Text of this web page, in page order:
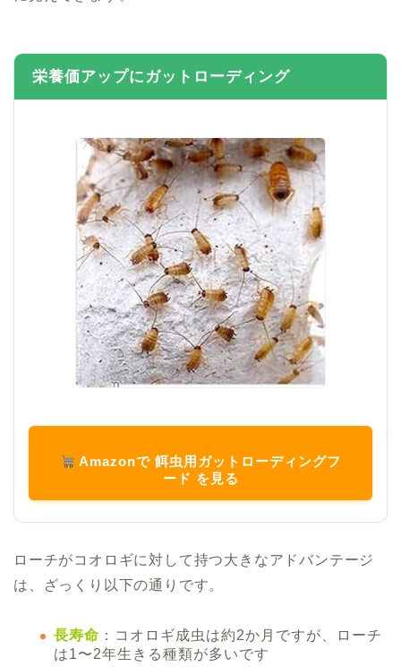
栄養価アップにガットローディング
Amazonで 餌虫用ガットローディングフ
ード を見る
ローチがコオロギに対して持つ大きなアドバンテージ
は、ざっくり以下の通りです。
長寿命 ：コオロギ成虫は約2か月ですが、ローチ
は1〜2年生きる種類が多いです